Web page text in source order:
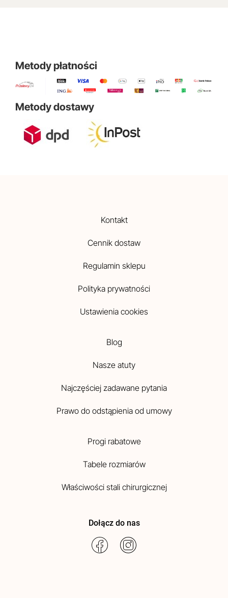
Metody płatności
Metody dostawy
Kontakt
Cennik dostaw
Regulamin sklepu
Polityka prywatności
Ustawienia cookies
Blog
Nasze atuty
Najczęściej zadawane pytania
Prawo do odstąpienia od umowy
Progi rabatowe
Tabele rozmiarów
Właściwości stali chirurgicznej
Dołącz do nas